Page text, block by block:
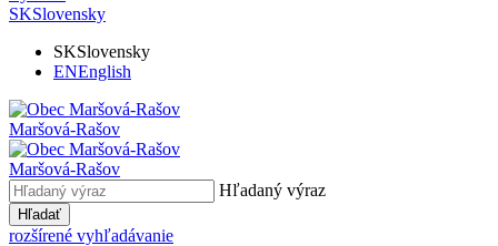
SKSlovensky
SKSlovensky
ENEnglish
Maršová-Rašov
Maršová-Rašov
Hľadaný výraz
Hľadať
rozšírené vyhľadávanie